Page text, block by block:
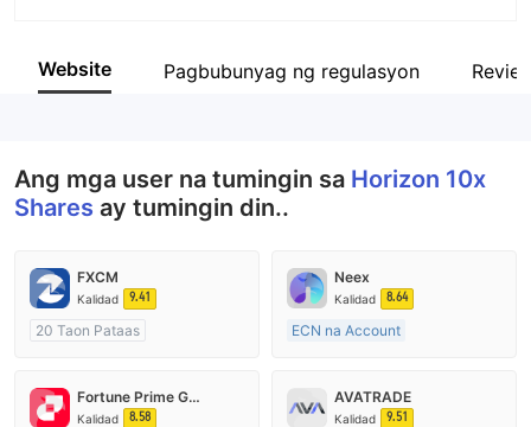
Kumpanya
Website Pagbubunyag ng regulasyon
Ang mga user na tumingin sa Horizon 10x
Shares ay tumingin din..
FXCM
Kalidad 9.41
20 Taon Pataas
Paggawa ng Market (MM)
Pangunahing label na MT4
Neex
Kalidad 8.64
ECN na Account
Paggawa ng Market (MM)
Fortune Prime Global
Kalidad 8.58
AVATRADE
Kalidad 9.51